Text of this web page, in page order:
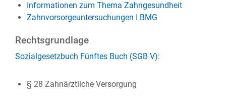
Informationen zum Thema Zahngesundheit
Zahnvorsorgeuntersuchungen I BMG
Rechtsgrundlage
Sozialgesetzbuch Fünftes Buch (SGB V):
§ 28 Zahnärztliche Versorgung